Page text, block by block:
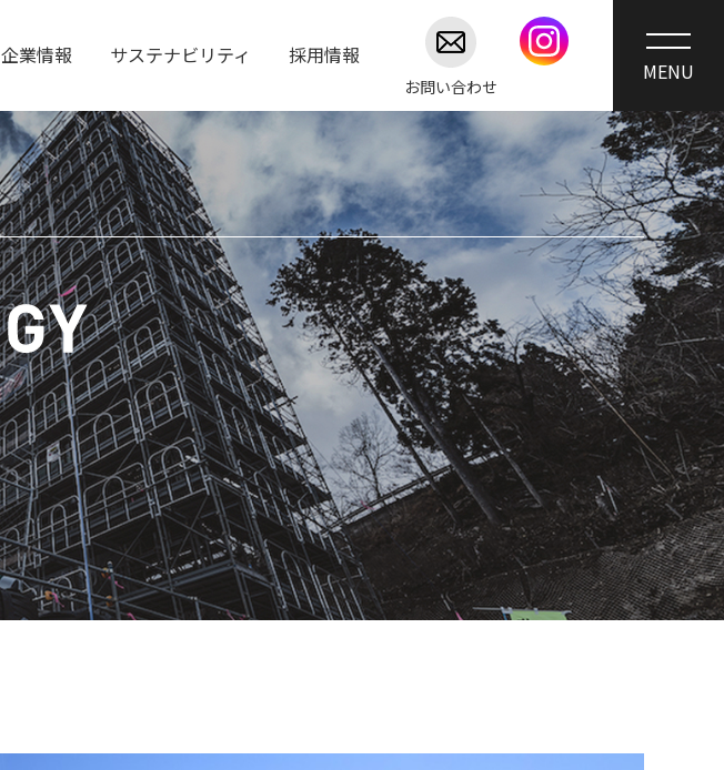
企業情報 サステナビリティ 採用情報
お問い合わせ